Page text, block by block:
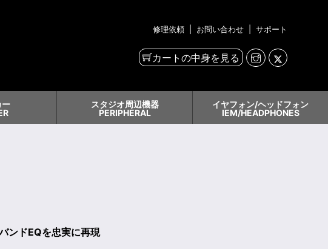
修理依頼 お問い合わせ サポート
カートの中身を見る
ー
スタジオ周辺機器
PERIPHERAL
イヤフォン/ヘッドフォン
IEM/HEADPHONES
ンドEQを忠実に再現